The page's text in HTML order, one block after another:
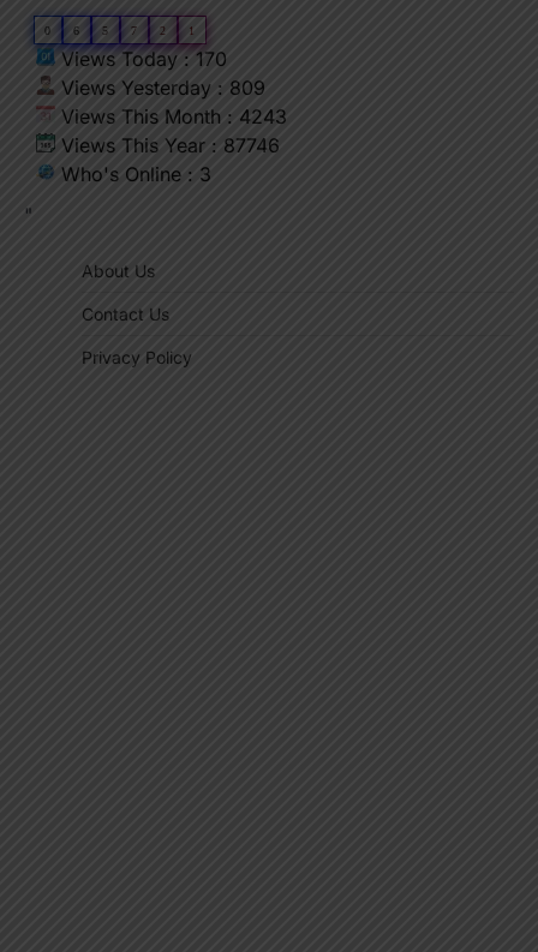
0 6 5 7 2 1
Views Today : 170
Views Yesterday : 809
Views This Month : 4243
Views This Year : 87746
Who's Online : 3
"
About Us
Contact Us
Privacy Policy